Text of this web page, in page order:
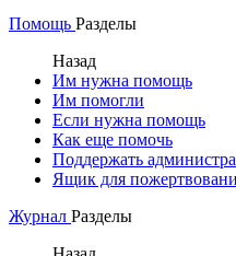
Помощь Разделы
Назад
Им нужна помощь
Им помогли
Если нужна помощь
Как еще помочь
Поддержать
Ящик для
Журнал Разделы